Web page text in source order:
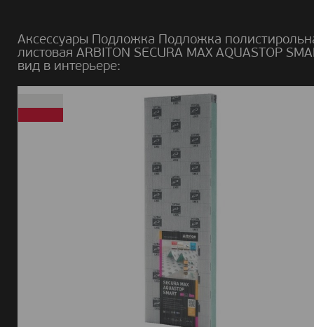
Аксессуары Подложка Подложка
листовая ARBITON SECURA MAX AQUASTOP
вид в интерьере: